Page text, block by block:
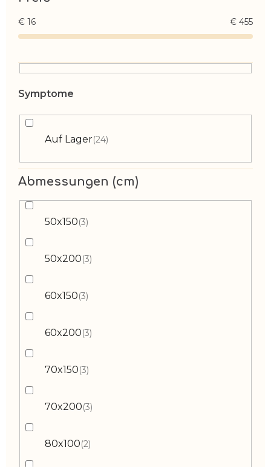
€ 16 € 455
Auf Lager 24
Abmessungen (cm)
50x150 3
50x200 3
60x150 3
60x200 3
70x150 3
70x200 3
80x100 2